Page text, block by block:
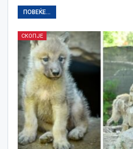
ПОВЕЌЕ...
СКОПЈЕ